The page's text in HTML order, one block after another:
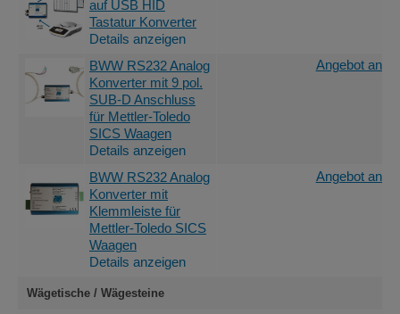
auf USB HID
Tastatur Konverter
Details anzeigen
BWW RS232 Analog
Konverter mit 9 pol.
SUB-D Anschluss
für Mettler-Toledo
SICS Waagen
Details anzeigen
Angebot
BWW RS232 Analog
Konverter mit
Klemmleiste für
Mettler-Toledo SICS
Waagen
Details anzeigen
Angebot
Wägetische / Wägesteine